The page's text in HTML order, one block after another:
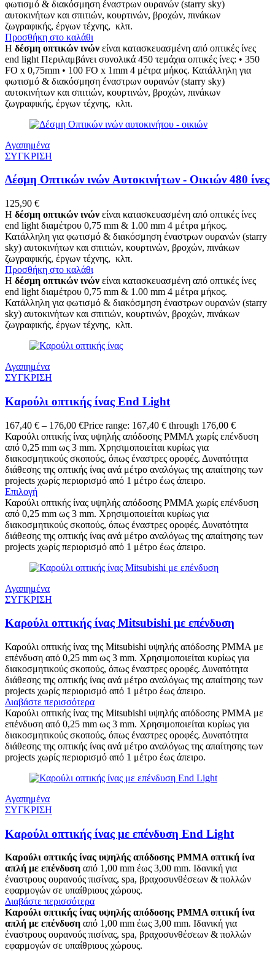
φωτισμό & διακόσμηση έναστρων ουρανών (starry sky)
αυτοκινήτων και σπιτιών, κουρτινών, βροχών, πινάκων
ζωγραφικής, έργων τέχνης, κλπ.
Προσθήκη στο καλάθι
Η δέσμη οπτικών ινών είναι κατασκευασμένη από οπτικές ίνες
end light Περιλαμβάνει συνολικά 450 τεμάχια οπτικές ίνες: • 350
FO x 0,75mm • 100 FO x 1mm 4 μέτρα μήκος. Κατάλληλη για
φωτισμό & διακόσμηση έναστρων ουρανών (starry sky)
αυτοκινήτων και σπιτιών, κουρτινών, βροχών, πινάκων
ζωγραφικής, έργων τέχνης, κλπ.
Αγαπημένα
ΣΥΓΚΡΙΣΗ
Δέσμη Οπτικών ινών Αυτοκινήτων - Οικιών 480 ίνες
125,90 €
Η δέσμη οπτικών ινών είναι κατασκευασμένη από οπτικές ίνες
end light διαμέτρου 0,75 mm & 1.00 mm 4 μέτρα μήκος.
Κατάλληλη για φωτισμό & διακόσμηση έναστρων ουρανών (starry
sky) αυτοκινήτων και σπιτιών, κουρτινών, βροχών, πινάκων
ζωγραφικής, έργων τέχνης, κλπ.
Προσθήκη στο καλάθι
Η δέσμη οπτικών ινών είναι κατασκευασμένη από οπτικές ίνες
end light διαμέτρου 0,75 mm & 1.00 mm 4 μέτρα μήκος.
Κατάλληλη για φωτισμό & διακόσμηση έναστρων ουρανών (starry
sky) αυτοκινήτων και σπιτιών, κουρτινών, βροχών, πινάκων
ζωγραφικής, έργων τέχνης, κλπ.
Αγαπημένα
ΣΥΓΚΡΙΣΗ
Καρούλι οπτικής ίνας End Light
167,40 € – 176,00 €Price range: 167,40 € through 176,00 €
Καρούλι οπτικής ίνας υψηλής απόδοσης PMMA χωρίς επένδυση
από 0,25 mm ως 3 mm. Χρησιμοποιείται κυρίως για
διακοσμητικούς σκοπούς, όπως έναστρες οροφές. Δυνατότητα
διάθεσης της οπτικής ίνας ανά μέτρο αναλόγως της απαίτησης των
projects χωρίς περιορισμό από 1 μέτρο έως άπειρο.
Επιλογή
Καρούλι οπτικής ίνας υψηλής απόδοσης PMMA χωρίς επένδυση
από 0,25 mm ως 3 mm. Χρησιμοποιείται κυρίως για
διακοσμητικούς σκοπούς, όπως έναστρες οροφές. Δυνατότητα
διάθεσης της οπτικής ίνας ανά μέτρο αναλόγως της απαίτησης των
projects χωρίς περιορισμό από 1 μέτρο έως άπειρο.
Αγαπημένα
ΣΥΓΚΡΙΣΗ
Καρούλι οπτικής ίνας Mitsubishi με επένδυση
Καρούλι οπτικής ίνας της Mitsubishi υψηλής απόδοσης PMMA με
επένδυση από 0,25 mm ως 3 mm. Χρησιμοποιείται κυρίως για
διακοσμητικούς σκοπούς, όπως έναστρες οροφές. Δυνατότητα
διάθεσης της οπτικής ίνας ανά μέτρο αναλόγως της απαίτησης των
projects χωρίς περιορισμό από 1 μέτρο έως άπειρο.
Διαβάστε περισσότερα
Καρούλι οπτικής ίνας της Mitsubishi υψηλής απόδοσης PMMA με
επένδυση από 0,25 mm ως 3 mm. Χρησιμοποιείται κυρίως για
διακοσμητικούς σκοπούς, όπως έναστρες οροφές. Δυνατότητα
διάθεσης της οπτικής ίνας ανά μέτρο αναλόγως της απαίτησης των
projects χωρίς περιορισμό από 1 μέτρο έως άπειρο.
Αγαπημένα
ΣΥΓΚΡΙΣΗ
Καρούλι οπτικής ίνας με επένδυση End Light
Καρούλι οπτικής ίνας υψηλής απόδοσης PMMA οπτική ίνα
απλή με επένδυση από 1,00 mm έως 3,00 mm. Ιδανική για
έναστρους ουρανούς πισίνας, spa, βραχοσυνθέσεων & πολλών
εφαρμογών σε υπαίθριους χώρους.
Διαβάστε περισσότερα
Καρούλι οπτικής ίνας υψηλής απόδοσης PMMA οπτική ίνα
απλή με επένδυση από 1,00 mm έως 3,00 mm. Ιδανική για
έναστρους ουρανούς πισίνας, spa, βραχοσυνθέσεων & πολλών
εφαρμογών σε υπαίθριους χώρους.